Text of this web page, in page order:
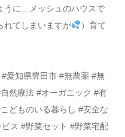
うに…メッシュのハウスで
れてしまいますが
）育て
愛知県豊田市 #無農薬 #無
然療法 #オーガニック #有
どものいる暮らし #安全な
ス #野菜セット #野菜宅配